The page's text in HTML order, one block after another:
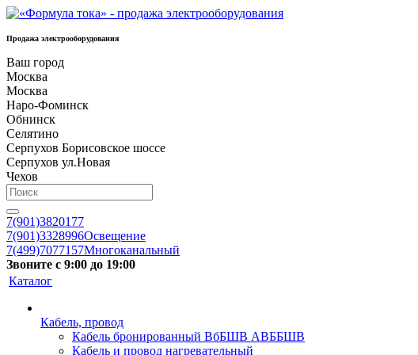
Продажа электрооборудования
Ваш город
Москва
Москва
Наро-Фоминск
Обнинск
Селятино
Серпухов Борисовское шоссе
Серпухов ул.Новая
Чехов
7(901)3820177
7(901)3328996Освещение
7(499)7077157Многоканальный
Звоните с 9:00 до 19:00
Каталог
Кабель, провод
Кабель бронированный ВбБШВ АВББШВ
Кабель и провод нагревательный